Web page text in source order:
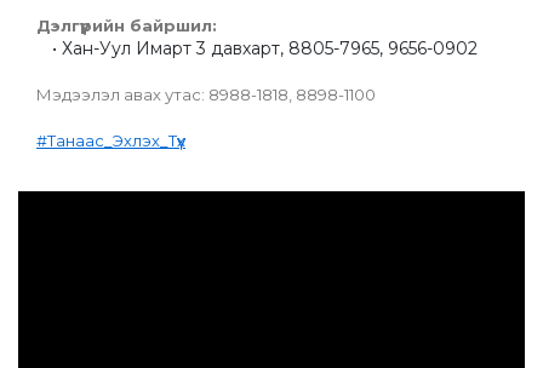
Дэлгүүрийн байршил:
Хан-Уул Имарт 3 давхарт, 8805-7965, 9656-0902
Мэдээлэл авах утас: 8988-1818, 8898-1100
#Танаас_Эхлэх_Түүх